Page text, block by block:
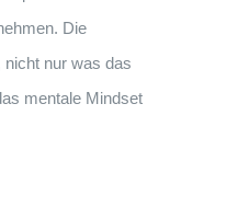
Die
nicht nur was das
mentale Mindset